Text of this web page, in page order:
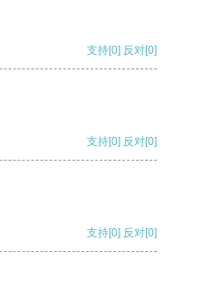
支持[0] 反对[0]
支持[0] 反对[0]
支持[0] 反对[0]